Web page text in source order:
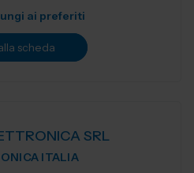
ai preferiti
scheda
SRL
ITALIA